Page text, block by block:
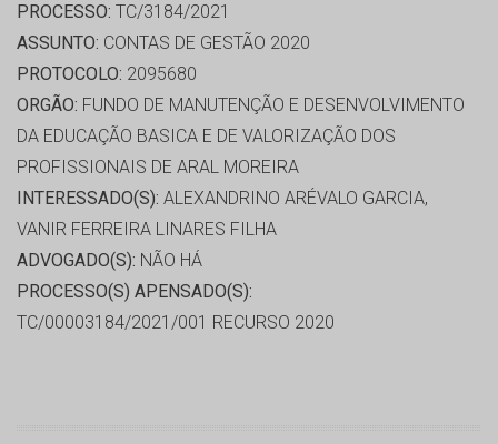
PROCESSO: TC/3184/2021
ASSUNTO: CONTAS DE GESTÃO 2020
PROTOCOLO: 2095680
ORGÃO: FUNDO DE MANUTENÇÃO E DESENVOLVIMENTO
DA EDUCAÇÃO BASICA E DE VALORIZAÇÃO DOS
PROFISSIONAIS DE ARAL MOREIRA
INTERESSADO(S): ALEXANDRINO ARÉVALO GARCIA,
VANIR FERREIRA LINARES FILHA
ADVOGADO(S): NÃO HÁ
PROCESSO(S) APENSADO(S):
TC/00003184/2021/001 RECURSO 2020